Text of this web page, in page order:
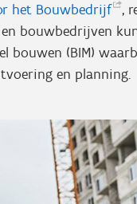
het Bouwbedrijf
,
bouwbedrijven
bouwen (BIM)
en planning.